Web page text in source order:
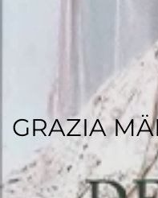
GRAZIA
REGENESI STAFF